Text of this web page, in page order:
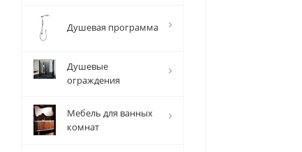
Душевая программа
Душевые
ограждения
Мебель для ванных
комнат